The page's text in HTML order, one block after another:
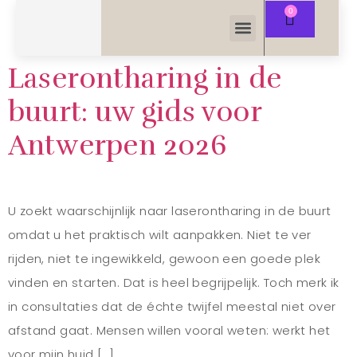
Laserontharing in de
buurt: uw gids voor
Antwerpen 2026
U zoekt waarschijnlijk naar laserontharing in de buurt
omdat u het praktisch wilt aanpakken. Niet te ver
rijden, niet te ingewikkeld, gewoon een goede plek
vinden en starten. Dat is heel begrijpelijk. Toch merk ik
in consultaties dat de échte twijfel meestal niet over
afstand gaat. Mensen willen vooral weten: werkt het